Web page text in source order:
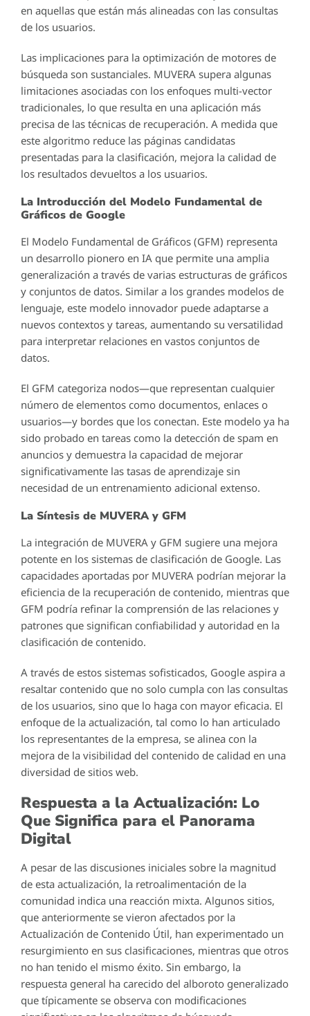
en aquellas que están más alineadas con las consultas
de los usuarios.
Las implicaciones para la optimización de motores de
búsqueda son sustanciales. MUVERA supera algunas
limitaciones asociadas con los enfoques multi-vector
tradicionales, lo que resulta en una aplicación más
precisa de las técnicas de recuperación. A medida que
este algoritmo reduce las páginas candidatas
presentadas para la clasificación, mejora la calidad de
los resultados devueltos a los usuarios.
La Introducción del Modelo Fundamental de
Gráficos de Google
El Modelo Fundamental de Gráficos (GFM) representa
un desarrollo pionero en IA que permite una amplia
generalización a través de varias estructuras de gráficos
y conjuntos de datos. Similar a los grandes modelos de
lenguaje, este modelo innovador puede adaptarse a
nuevos contextos y tareas, aumentando su versatilidad
para interpretar relaciones en vastos conjuntos de
datos.
El GFM categoriza nodos—que representan cualquier
número de elementos como documentos, enlaces o
usuarios—y bordes que los conectan. Este modelo ya ha
sido probado en tareas como la detección de spam en
anuncios y demuestra la capacidad de mejorar
significativamente las tasas de aprendizaje sin
necesidad de un entrenamiento adicional extenso.
La Síntesis de MUVERA y GFM
La integración de MUVERA y GFM sugiere una mejora
potente en los sistemas de clasificación de Google. Las
capacidades aportadas por MUVERA podrían mejorar la
eficiencia de la recuperación de contenido, mientras que
GFM podría refinar la comprensión de las relaciones y
patrones que significan confiabilidad y autoridad en la
clasificación de contenido.
A través de estos sistemas sofisticados, Google aspira a
resaltar contenido que no solo cumpla con las consultas
de los usuarios, sino que lo haga con mayor eficacia. El
enfoque de la actualización, tal como lo han articulado
los representantes de la empresa, se alinea con la
mejora de la visibilidad del contenido de calidad en una
diversidad de sitios web.
Respuesta a la Actualización: Lo
Que Significa para el Panorama
Digital
A pesar de las discusiones iniciales sobre la magnitud
de esta actualización, la retroalimentación de la
comunidad indica una reacción mixta. Algunos sitios,
que anteriormente se vieron afectados por la
Actualización de Contenido Útil, han experimentado un
resurgimiento en sus clasificaciones, mientras que otros
no han tenido el mismo éxito. Sin embargo, la
respuesta general ha carecido del alboroto generalizado
que típicamente se observa con modificaciones